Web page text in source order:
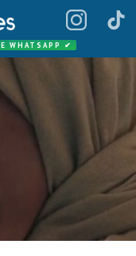
WHATSAPP ✔